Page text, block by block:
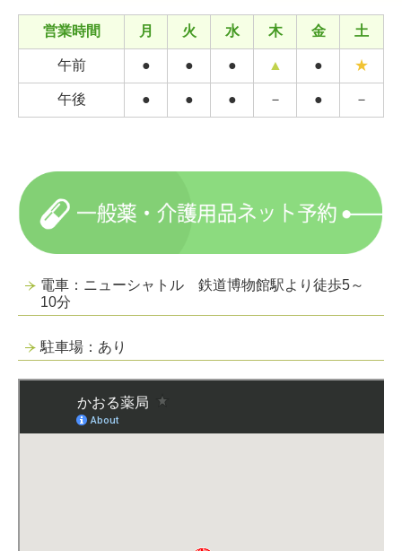
災害や新興感染症の発生時における薬局の体制確保に
ついて
かおる薬局では、災害や
対応可能な体制を整えます。
を行う体制を確保します。
2.都道府県等行政機関、地域の医療機関もしくは薬局
又は関係団体等と適切に
連携するため、災害や新興感染症の発生時等におけ
る対応に係る地域の協議会
又は研修等に積極的に参加致します。
薬品の供給等について協力の
要請があった場合には、地域の関係機関と連携し、
必要な対応を行います。
営業時間 月 火 水 木 金 土
午前 ● ● ● ▲ ● ★
午後 ● ● ● － ● －
電車：ニューシャトル 鉄道博物館駅より徒歩5～
10分
駐車場：あり